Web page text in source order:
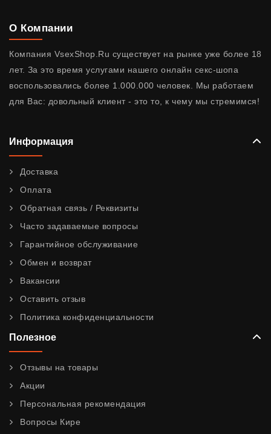
О Компании
Компания VsexShop.Ru существует на рынке уже более 18
лет. За это время услугами нашего онлайн секс-шопа
воспользовались более 1.000.000 человек. Мы работаем
для Вас: довольный клиент - это то, к чему мы стремимся!
Информация
Доставка
Оплата
Обратная связь / Реквизиты
Часто задаваемые вопросы
Гарантийное обслуживание
Обмен и возврат
Вакансии
Оставить отзыв
Политика конфиденциальности
Полезное
Отзывы на товары
Акции
Персональная рекомендация
Вопросы Кире